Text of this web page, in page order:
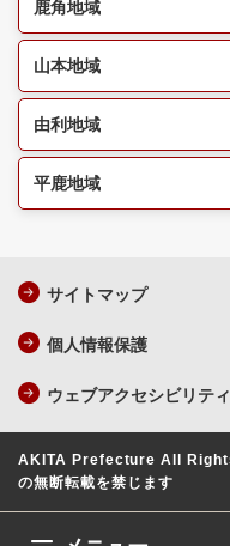
鹿角地域
山本地域
由利地域
平鹿地域
サイトマップ
個人情報保護
ウェブアクセシビリティ
AKITA Prefecture All
の無断転載を禁じます